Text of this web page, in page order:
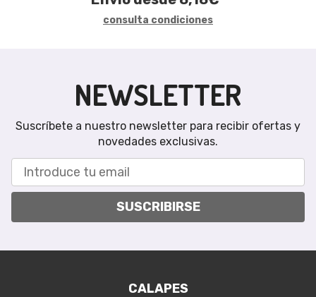
consulta condiciones
NEWSLETTER
Suscríbete a nuestro newsletter para recibir ofertas y
novedades exclusivas.
SUSCRIBIRSE
CALAPES